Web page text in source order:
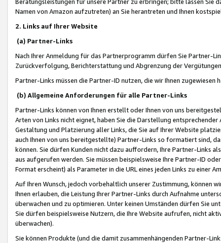
Namen von Amazon aufzutreten) an Sie herantreten und Ihnen
2. Links auf Ihrer Website
(a) Partner-Links
Nach Ihrer Anmeldung für das Partnerprogramm dürfen Sie Partner-
Zurückverfolgung, Berichterstattung und Abgrenzung der
Partner-Links müssen die Partner-ID nutzen, die wir Ihnen zugewiesen
(b) Allgemeine Anforderungen für alle Partner-Links
Partner-Links können von Ihnen erstellt oder Ihnen von uns
Arten von Links nicht eignet, haben Sie die Darstellung
Gestaltung und Platzierung aller Links, die Sie auf Ihrer Website
auch Ihnen von uns bereitgestellte) Partner-Links so formatiert sind,
können. Sie dürfen Kunden nicht dazu auffordern, Ihre Partner-Links
aus aufgerufen werden. Sie müssen beispielsweise Ihre Partner-ID
Format erscheint) als Parameter in die URL eines jeden Links zu einer
Auf Ihren Wunsch, jedoch vorbehaltlich unserer Zustimmung, können
Ihnen erlauben, die Leistung Ihrer Partner-Links durch Aufnahme
überwachen und zu optimieren. Unter keinen Umständen dürfen Sie
Sie dürfen beispielsweise Nutzern, die Ihre Website aufrufen, nicht
überwachen).
Sie können Produkte (und die damit zusammenhängenden Partner-